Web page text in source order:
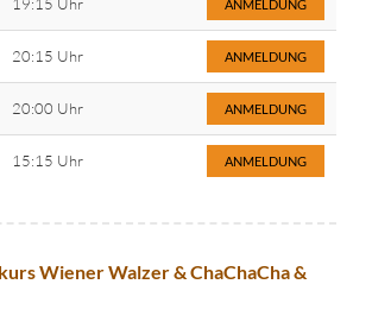
19:15 Uhr ANMELDUNG
20:15 Uhr ANMELDUNG
20:00 Uhr ANMELDUNG
15:15 Uhr ANMELDUNG
Wiener Walzer & ChaChaCha &